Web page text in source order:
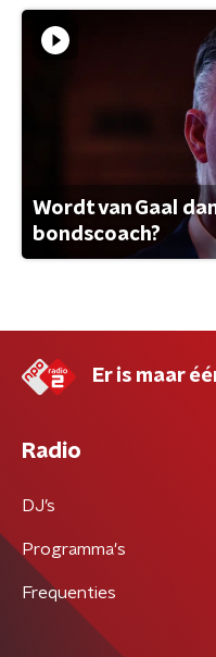
Wordt van Gaal
bondscoach?
Er is maar
Radio
DJ’s
Programma's
Frequenties